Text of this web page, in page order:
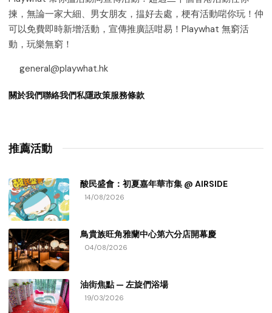
揀，無論一家大細、男女朋友，揾好去處，梗有活動啱你玩！仲
可以免費即時新增活動，宣傳推廣話咁易！Playwhat 無窮活
動，玩樂無窮！
general@playwhat.hk
關於我們聯絡我們私隱政策服務條款
推薦活動
酸民盛會：初夏嘉年華市集 @ AIRSIDE
14/08/2026
鳥貴族旺角雅蘭中心第六分店開幕慶
04/08/2026
油街焦點 — 左旋們浴場
19/03/2026